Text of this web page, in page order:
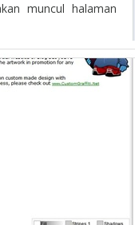
muncul halaman